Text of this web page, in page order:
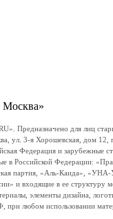
Москва»
для лиц
ул. 3-я Хорошевская, дом
Федерация и
в Российской
партия, «Аль-Каида»,
и входящие в ее структуру
элементы дизайна,
при любом использовании